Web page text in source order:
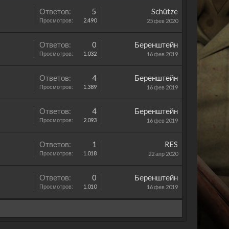
Ответов: 5
Просмотров: 2.490
Schütze
25 фев 2020
Ответов: 0
Просмотров: 1.032
Беренштейн
16 фев 2019
Ответов: 4
Просмотров: 1.389
Беренштейн
16 фев 2019
Ответов: 4
Просмотров: 2.093
Беренштейн
16 фев 2019
Ответов: 1
Просмотров: 1.018
RES
22 апр 2020
Ответов: 0
Просмотров: 1.010
Беренштейн
16 фев 2019